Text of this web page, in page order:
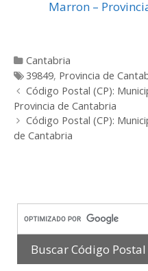
Marron –
Categorías
Cantabria
Etiquetas
39849, Provincia de
Post
navigation
Código Postal (CP):
Provincia de Cantabria
Código Postal (CP):
de Cantabria